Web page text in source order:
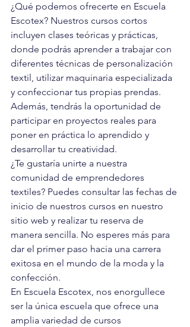
¿Qué podemos ofrecerte en Escuela
Escotex? Nuestros cursos cortos
incluyen clases teóricas y prácticas,
donde podrás aprender a trabajar con
diferentes técnicas de personalización
textil, utilizar maquinaria especializada
y confeccionar tus propias prendas.
Además, tendrás la oportunidad de
participar en proyectos reales para
poner en práctica lo aprendido y
desarrollar tu creatividad.
¿Te gustaría unirte a nuestra
comunidad de emprendedores
textiles? Puedes consultar las fechas de
inicio de nuestros cursos en nuestro
sitio web y realizar tu reserva de
manera sencilla. No esperes más para
dar el primer paso hacia una carrera
exitosa en el mundo de la moda y la
confección.
En Escuela Escotex, nos enorgullece
ser la única escuela que ofrece una
amplia variedad de cursos